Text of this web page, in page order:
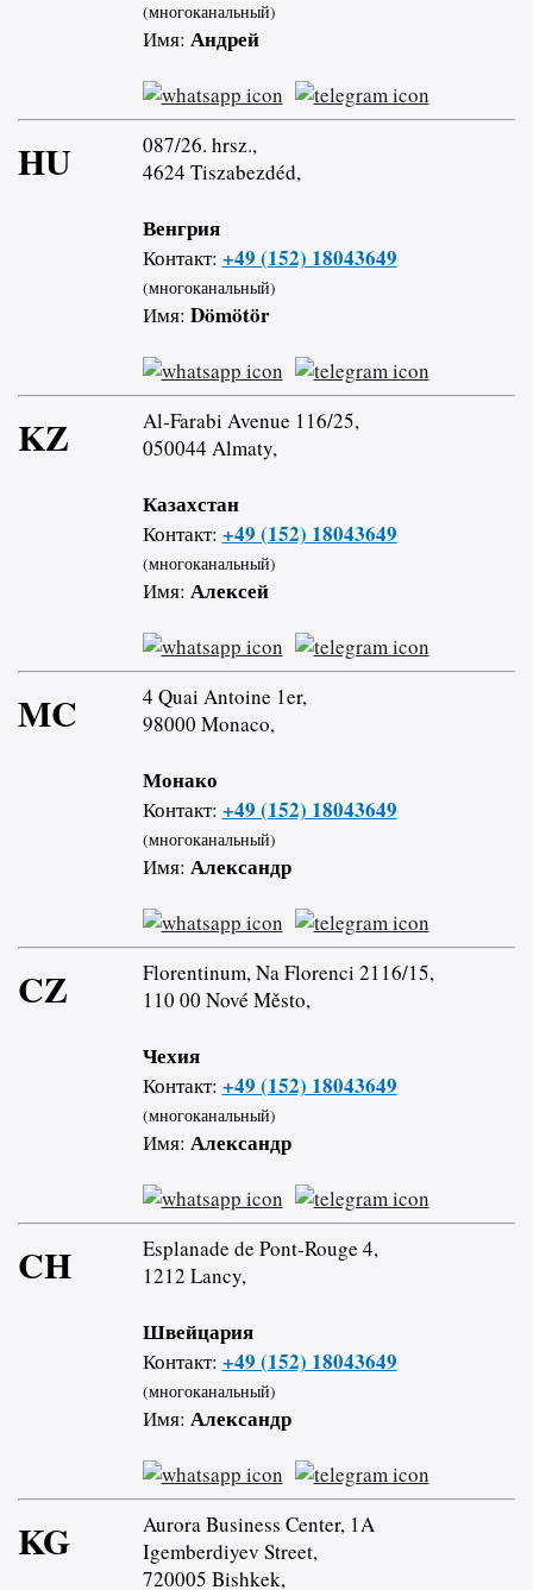
(многоканальный)
Имя: Андрей
HU
087/26. hrsz.,
4624 Tiszabezdéd,
Венгрия
Контакт: +49 (152) 18043649
(многоканальный)
Имя: Dömötör
KZ
Al-Farabi Avenue 116/25,
050044 Almaty,
Казахстан
Контакт: +49 (152) 18043649
(многоканальный)
Имя: Алексей
MC
4 Quai Antoine 1er,
98000 Monaco,
Монако
Контакт: +49 (152) 18043649
(многоканальный)
Имя: Александр
CZ
Florentinum, Na Florenci 2116/15,
110 00 Nové Město,
Чехия
Контакт: +49 (152) 18043649
(многоканальный)
Имя: Александр
CH
Esplanade de Pont-Rouge 4,
1212 Lancy,
Швейцария
Контакт: +49 (152) 18043649
(многоканальный)
Имя: Александр
KG
Aurora Business Center, 1A
Igemberdiyev Street,
720005 Bishkek,